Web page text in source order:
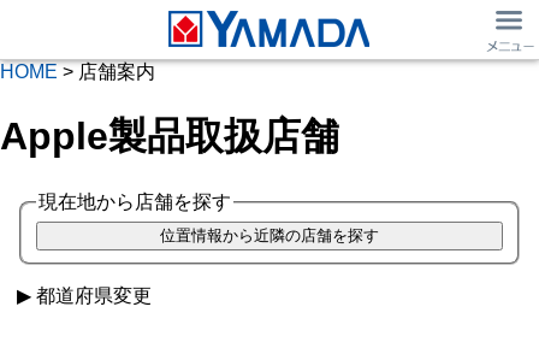
HOME > 店舗案内
Apple製品取扱店舗
現在地から店舗を探す
都道府県変更